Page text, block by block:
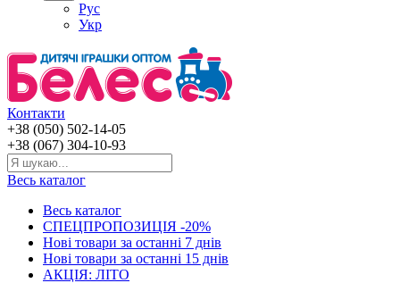
Рус
Укр
Контакти
+38 (050) 502-14-05
+38 (067) 304-10-93
Весь каталог
Весь каталог
СПЕЦПРОПОЗИЦІЯ -20%
Нові товари за останнi 7 днiв
Нові товари за останнi 15 днiв
АКЦІЯ: ЛІТО